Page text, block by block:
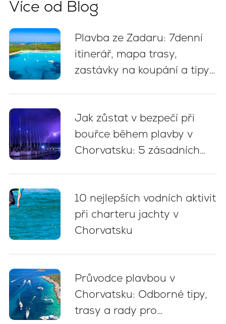
Více od Blog
Plavba ze Zadaru: 7denní
itinerář, mapa trasy,
zastávky na koupání a tipy
Jak zůstat v bezpečí při
bouřce během plavby v
Chorvatsku: 5 zásadních
10 nejlepších vodních aktivit
při charteru jachty v
Chorvatsku
Průvodce plavbou v
Chorvatsku: Odborné tipy,
trasy a rady pro